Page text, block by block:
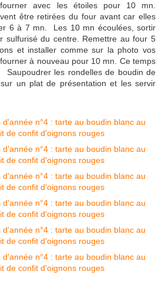
avec les étoiles pour 10 mn.
être retirées du four avant car elles
6 à 7 mn. Les 10 mn écoulées, sortir
sulfurisé du centre. Remettre au four 5
et installer comme sur la photo vos
à nouveau pour 10 mn. Ce temps
Saupoudrer les rondelles de boudin de
un plat de présentation et les servir